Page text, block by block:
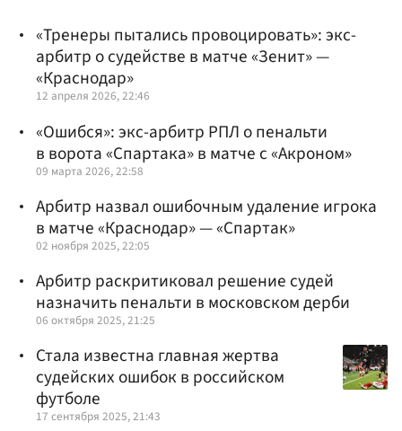
«Тренеры пытались провоцировать»: экс-
арбитр о судействе в матче «Зенит» —
«Краснодар»
12 апреля 2026, 22:46
«Ошибся»: экс-арбитр РПЛ о пенальти
в ворота «Спартака» в матче с «Акроном»
09 марта 2026, 22:58
Арбитр назвал ошибочным удаление игрока
в матче «Краснодар» — «Спартак»
02 ноября 2025, 22:05
Арбитр раскритиковал решение судей
назначить пенальти в московском дерби
06 октября 2025, 21:25
Стала известна главная жертва
судейских ошибок в российском
футболе
17 сентября 2025, 21:43